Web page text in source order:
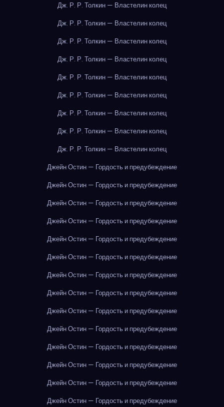
Дж. Р. Р. Толкин — Властелин колец
Дж. Р. Р. Толкин — Властелин колец
Дж. Р. Р. Толкин — Властелин колец
Дж. Р. Р. Толкин — Властелин колец
Дж. Р. Р. Толкин — Властелин колец
Дж. Р. Р. Толкин — Властелин колец
Дж. Р. Р. Толкин — Властелин колец
Дж. Р. Р. Толкин — Властелин колец
Дж. Р. Р. Толкин — Властелин колец
Джейн Остин — Гордость и предубеждение
Джейн Остин — Гордость и предубеждение
Джейн Остин — Гордость и предубеждение
Джейн Остин — Гордость и предубеждение
Джейн Остин — Гордость и предубеждение
Джейн Остин — Гордость и предубеждение
Джейн Остин — Гордость и предубеждение
Джейн Остин — Гордость и предубеждение
Джейн Остин — Гордость и предубеждение
Джейн Остин — Гордость и предубеждение
Джейн Остин — Гордость и предубеждение
Джейн Остин — Гордость и предубеждение
Джейн Остин — Гордость и предубеждение
Джейн Остин — Гордость и предубеждение